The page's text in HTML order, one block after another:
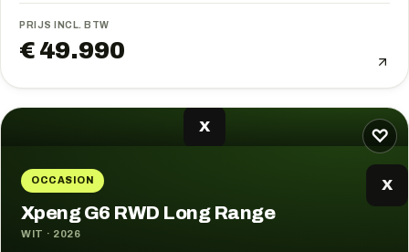
PRIJS INCL. BTW
€ 49.990
♡
X
OCCASION X
Xpeng G6 RWD Long Range
WIT · 2026